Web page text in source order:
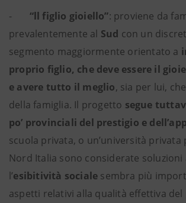
- “ll figlio gioiello”: proviene da
prevalentemente al Sud con un
segmento maggiormente orientato a
proprio figlio, che deve essere il
e avere tutto il meglio, sia per lui,
della famiglia. Il progetto segue
po’ provinciali del prestigio e
scuola privata, o un’università privata
Nord Italia sono considerate soluzioni
l’esibitività sociale sembra più
aspetti relativi alla qualità effettiva